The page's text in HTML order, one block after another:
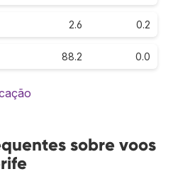
2.6 0.2
88.2 0.0
sobre voos